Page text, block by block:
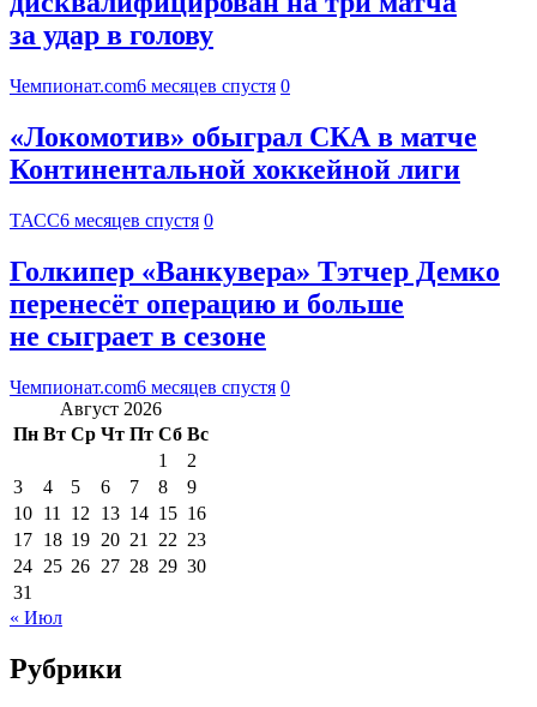
за удар в голову
Чемпионат.com6 месяцев спустя 0
«Локомотив» обыграл СКА в матче
Континентальной хоккейной лиги
ТАСС6 месяцев спустя 0
Голкипер «Ванкувера» Тэтчер Демко
перенесёт операцию и больше
не сыграет в сезоне
Чемпионат.com6 месяцев спустя 0
Август 2026
Пн Вт Ср Чт Пт Сб Вс
1
2
3
4 5 6 7 8
9
10 11 12 13 14 15 16
17 18 19 20 21 22 23
24 25 26 27 28 29 30
31
« Июл
Рубрики